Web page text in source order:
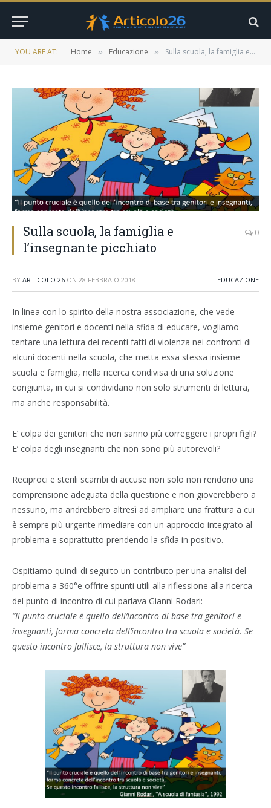
YOU ARE AT: Home » Educazione » Sulla scuola, la famiglia e l’insegnante picchiato
Sulla scuola, la famiglia e
l’insegnante picchiato
0
BY ARTICOLO 26 ON 28 FEBBRAIO 2018 EDUCAZIONE
In linea con lo spirito della nostra associazione, che vede
insieme genitori e docenti nella sfida di educare, vogliamo
tentare una lettura dei recenti fatti di violenza nei confronti di
alcuni docenti nella scuola, che metta essa stessa insieme
scuola e famiglia, nella ricerca condivisa di una soluzione
congiunta, in cui si condividano non solo strumenti di lettura,
ma anche responsabilità.
E’ colpa dei genitori che non sanno più correggere i propri figli?
E’ colpa degli insegnanti che non sono più autorevoli?
Reciproci e sterili scambi di accuse non solo non rendono una
comprensione adeguata della questione e non gioverebbero a
nessuno, ma andrebbero altresì ad ampliare una frattura a cui
è sempre più urgente rimediare con un approccio integrato al
problema e soprattutto prendendo la sfida in positivo.
Ospitiamo quindi di seguito un contributo per una analisi del
problema a 360°e offrire spunti utili alla riflessione alla ricerca
del punto di incontro di cui parlava Gianni Rodari:
“Il punto cruciale è quello dell’incontro di base tra genitori e
insegnanti, forma concreta dell’incontro tra scuola e società. Se
questo incontro fallisce, la struttura non vive”